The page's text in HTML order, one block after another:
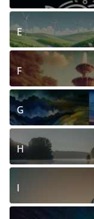
E
F
G
H
I